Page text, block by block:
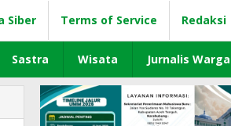
Siber Terms of Service Redaksi
Sastra Wisata Jurnalis Warga